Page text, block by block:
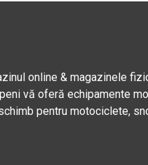
online & magazinele
vă oferă echipamente
pentru motociclete,